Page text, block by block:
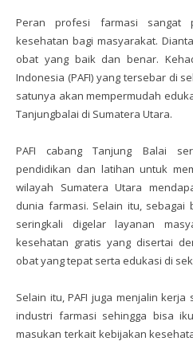
Peran profesi farmasi sangat
kesehatan bagi masyarakat.
obat yang baik dan benar.
Indonesia (PAFI) yang tersebar di
satunya akan mempermudah
Tanjungbalai di Sumatera Utara.
PAFI cabang Tanjung Balai
pendidikan dan latihan untuk
wilayah Sumatera Utara
dunia farmasi. Selain itu, sebagai
seringkali digelar layanan
kesehatan gratis yang disertai
obat yang tepat serta edukasi di
Selain itu, PAFI juga menjalin
industri farmasi sehingga bisa
masukan terkait kebijakan